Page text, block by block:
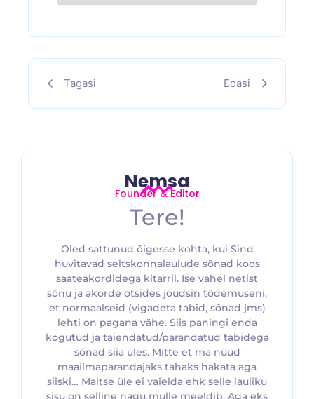
Tagasi Edasi
Nemsa
Founder & Editor
Tere!
Oled sattunud õigesse kohta, kui Sind
huvitavad seltskonnalaulude sõnad koos
saateakordidega kitarril. Ise vahel netist
sõnu ja akorde otsides jõudsin tõdemuseni,
et normaalseid (vigadeta tabid, sõnad jms)
lehti on pagana vähe. Siis paningi enda
kogutud ja täiendatud/parandatud tabidega
sõnad siia üles. Mitte et ma nüüd
maailmaparandajaks tahaks hakata aga
siiski… Maitse üle ei vaielda ehk selle lauliku
sisu on selline nagu mulle meeldib. Aga eks